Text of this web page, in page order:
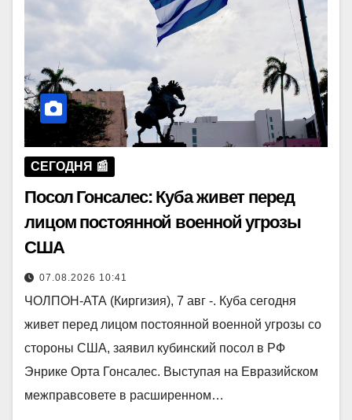
СЕГОДНЯ 📰
Посол Гонсалес: Куба живет перед
лицом постоянной военной угрозы
США
07.08.2026 10:41
ЧОЛПОН-АТА (Киргизия), 7 авг -. Куба сегодня
живет перед лицом постоянной военной угрозы со
стороны США, заявил кубинский посол в РФ
Энрике Орта Гонсалес. Выступая на Евразийском
межправсовете в расширенном…